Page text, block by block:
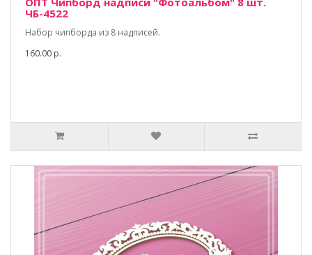
ЧБ-4522
Набор чипборда из 8 надписей.
160.00 р.